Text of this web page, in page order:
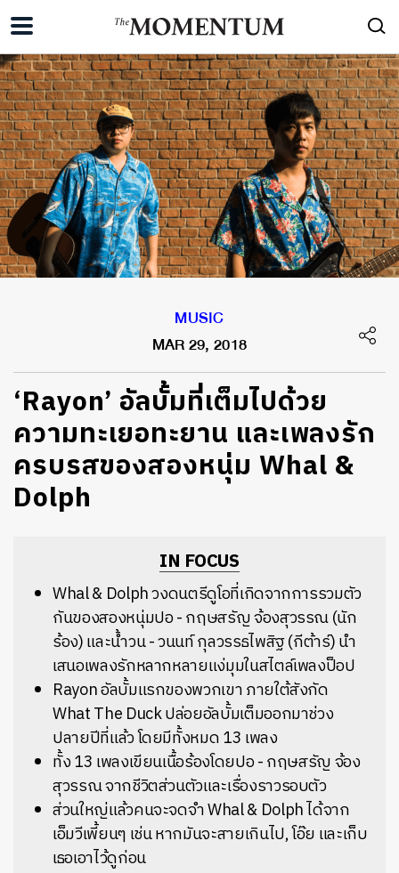
MUSIC
MAR 29, 2018
‘Rayon’ อัลบั้มที่เต็มไปด้วย
ความทะเยอทะยาน และเพลงรัก
ครบรสของสองหนุ่ม Whal &
Dolph
IN FOCUS
Whal & Dolph วงดนตรีดูโอที่เกิดจากการรวมตัว
กันของสองหนุ่มปอ - กฤษสรัญ จ้องสุวรรณ (นัก
ร้อง) และน้ำวน - วนนท์ กุลวรรธไพสิฐ (กีต้าร์) นำ
เสนอเพลงรักหลากหลายแง่มุมในสไตล์เพลงป็อป
Rayon อัลบั้มแรกของพวกเขา ภายใต้สังกัด
What The Duck ปล่อยอัลบั้มเต็มออกมาช่วง
ปลายปีที่แล้ว โดยมีทั้งหมด 13 เพลง
ทั้ง 13 เพลงเขียนเนื้อร้องโดยปอ - กฤษสรัญ จ้อง
สุวรรณ จากชีวิตส่วนตัวและเรื่องราวรอบตัว
ส่วนใหญ่แล้วคนจะจดจำ Whal & Dolph ได้จาก
เอ็มวีเพี้ยนๆ เช่น หากมันจะสายเกินไป, โอ๊ย และเก็บ
เธอเอาไว้ดูก่อน